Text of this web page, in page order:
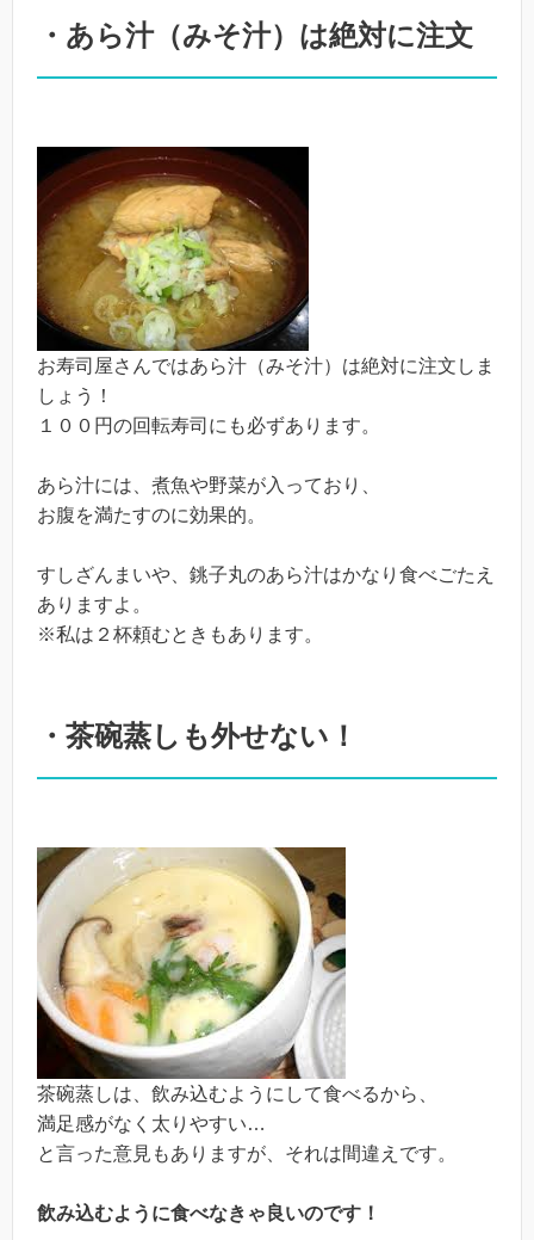
・あら汁（みそ汁）は絶対に注文
お寿司屋さんではあら汁（みそ汁）は絶対に注文しま
しょう！
１００円の回転寿司にも必ずあります。
あら汁には、煮魚や野菜が入っており、
お腹を満たすのに効果的。
すしざんまいや、銚子丸のあら汁はかなり食べごたえ
ありますよ。
※私は２杯頼むときもあります。
・茶碗蒸しも外せない！
茶碗蒸しは、飲み込むようにして食べるから、
満足感がなく太りやすい…
と言った意見もありますが、それは間違えです。
飲み込むように食べなきゃ良いのです！